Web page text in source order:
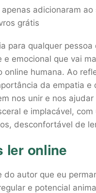
adicionaram
grátis
para qualquer
e emocional que vai
online humana. Ao
da empatia e
nos unir e nos
e implacável,
desconfortável de
ler online
autor que eu
e potencial